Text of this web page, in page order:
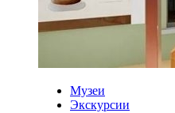
Музеи
Экскурсии